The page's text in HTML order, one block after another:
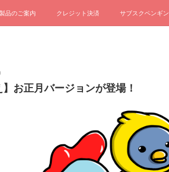
品のご案内 クレジット決済 サブスクペンギン
】お正月バージョンが登場！